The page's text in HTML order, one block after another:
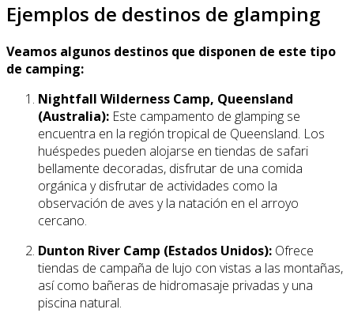
Ejemplos de destinos de glamping
Veamos algunos destinos que disponen de este tipo
de camping:
Nightfall Wilderness Camp, Queensland
(Australia): Este campamento de glamping se
encuentra en la región tropical de Queensland. Los
huéspedes pueden alojarse en tiendas de safari
bellamente decoradas, disfrutar de una comida
orgánica y disfrutar de actividades como la
observación de aves y la natación en el arroyo
cercano.
Dunton River Camp (Estados Unidos): Ofrece
tiendas de campaña de lujo con vistas a las montañas,
así como bañeras de hidromasaje privadas y una
piscina natural.